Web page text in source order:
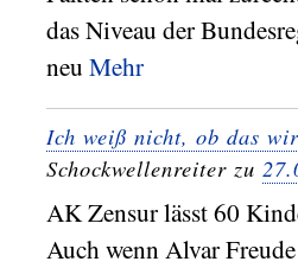
das Niveau der
neu Mehr
Ich weiß nicht, ob das
Schockwellenreiter zu
AK Zensur lässt 60
Auch wenn Alvar